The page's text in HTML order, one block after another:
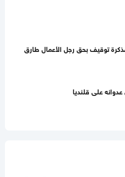
توقيف بحق رجل الأعمال طارق
على قلنديا